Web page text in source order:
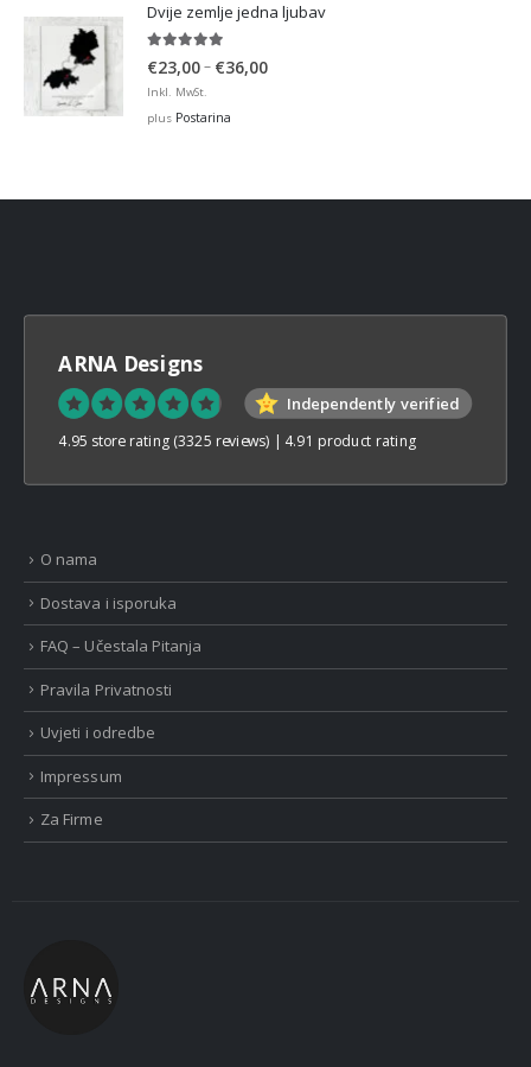
Dvije zemlje jedna ljubav
€23,00– €36,00Price
Inkl. MwSt.
plus Postarina
ARNA Designs
Independently verified
4.95 store rating (3325 reviews) | 4.91 product rating
O nama
Dostava i isporuka
FAQ – Učestala Pitanja
Pravila Privatnosti
Uvjeti i odredbe
Impressum
Za Firme